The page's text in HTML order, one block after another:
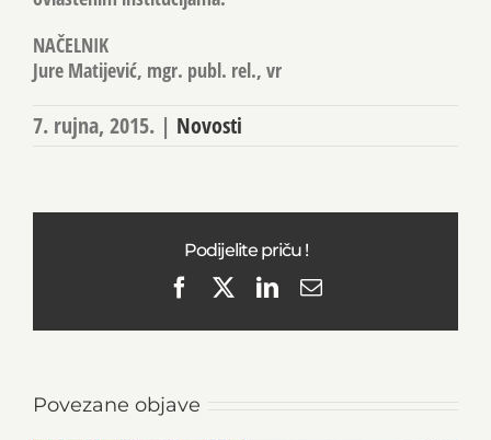
NAČELNIK
Jure Matijević, mgr. publ. rel., vr
7. rujna, 2015. | Novosti
Podijelite priču !
FacebookLinkedIn
Email
Povezane objave